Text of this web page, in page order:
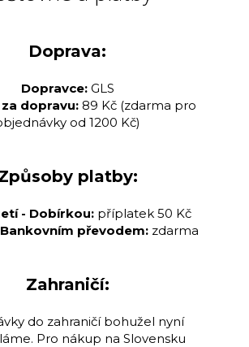
Doprava:
Dopravce:GLS
dopravu: 89 Kč (zdarma pro
od 1200 Kč)
platby:
- Dobírkou: příplatek 50 Kč
převodem:zdarma
Zahraničí:
do zahraničí bohužel nyní
Pro nákup na Slovensku